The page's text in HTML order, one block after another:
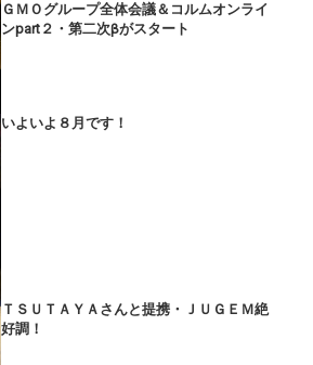
ＧＭＯグループ全体会議＆コルムオンライ
ンpart２・第二次βがスタート
いよいよ８月です！
ＴＳＵＴＡＹＡさんと提携・ＪＵＧＥＭ絶
好調！